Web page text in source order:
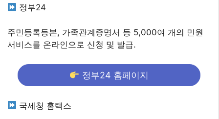
정부24
주민등록등본, 가족관계증명서 등 5,000여 개의 민원
서비스를 온라인으로 신청 및 발급.
정부24 홈페이지
국세청 홈택스